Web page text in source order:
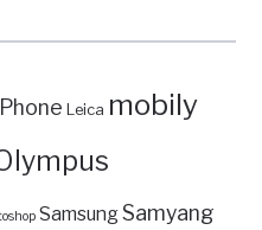
Leica mobily
SamsungSamyang